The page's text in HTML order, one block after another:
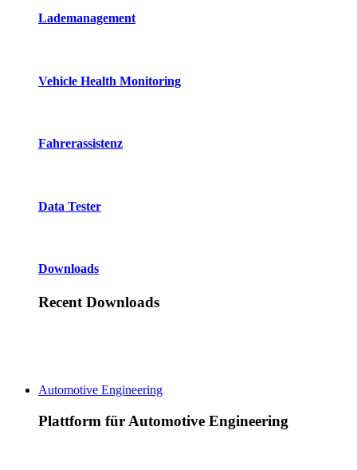
Lademanagement
Vehicle Health Monitoring
Fahrerassistenz
Data Tester
Downloads
Recent Downloads
Automotive Engineering
Plattform für Automotive Engineering